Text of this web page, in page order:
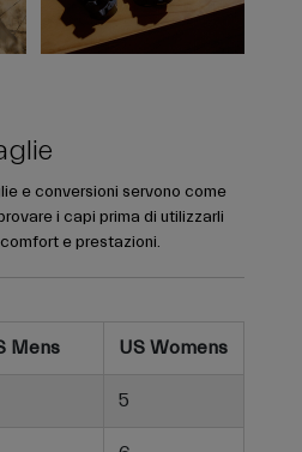
e conversioni servono come
i capi prima di utilizzarli
e prestazioni.
Mens US Womens
5